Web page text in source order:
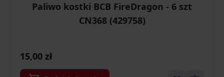
Paliwo kostki BCB FireDragon - 6 szt
CN368 (429758)
15,00 zł